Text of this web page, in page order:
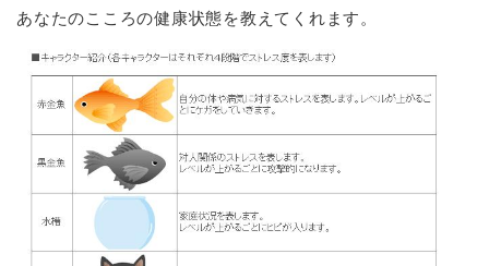
あなたのこころの健康状態を教えてくれます。